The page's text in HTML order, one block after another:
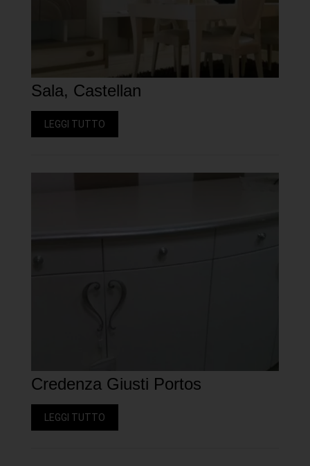
Sala, Castellan
LEGGI TUTTO
Credenza Giusti Portos
LEGGI TUTTO